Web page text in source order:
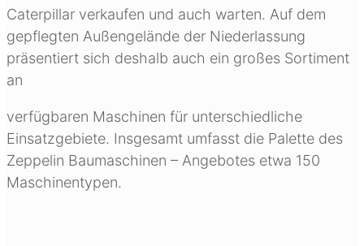
Caterpillar verkaufen und auch warten. Auf dem
gepflegten Außengelände der Niederlassung
präsentiert sich deshalb auch ein großes Sortiment
an
verfügbaren Maschinen für unterschiedliche
Einsatzgebiete. Insgesamt umfasst die Palette des
Zeppelin Baumaschinen – Angebotes etwa 150
Maschinentypen.